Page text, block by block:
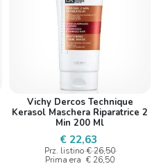
Vichy Dercos Technique
Kerasol Maschera Riparatrice 2
Min 200 Ml
€ 22,63
Prz. listino € 26,50
Prima era € 26,50